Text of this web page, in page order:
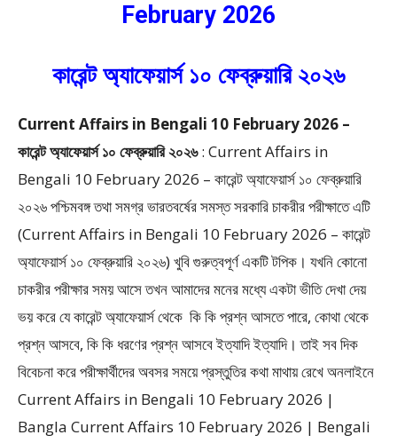
February 2026
কারেন্ট অ্যাফেয়ার্স ১০ ফেব্রুয়ারি ২০২৬
Current Affairs in Bengali 10 February 2026 –
কারেন্ট অ্যাফেয়ার্স ১০ ফেব্রুয়ারি ২০২৬: Current Affairs in
Bengali 10 February 2026 – কারেন্ট অ্যাফেয়ার্স ১০ ফেব্রুয়ারি
২০২৬ পশ্চিমবঙ্গ তথা সমগ্র ভারতবর্ষের সমস্ত সরকারি চাকরীর পরীক্ষাতে এটি
(Current Affairs in Bengali 10 February 2026 – কারেন্ট
অ্যাফেয়ার্স ১০ ফেব্রুয়ারি ২০২৬) খুবি গুরুত্বপূর্ণ একটি টপিক। যখনি কোনো
চাকরীর পরীক্ষার সময় আসে তখন আমাদের মনের মধ্যে একটা ভীতি দেখা দেয়
ভয় করে যে কারেন্ট অ্যাফেয়ার্স থেকে কি কি প্রশ্ন আসতে পারে, কোথা থেকে
প্রশ্ন আসবে, কি কি ধরণের প্রশ্ন আসবে ইত্যাদি ইত্যাদি। তাই সব দিক
বিবেচনা করে পরীক্ষার্থীদের অবসর সময়ে প্রস্তুতির কথা মাথায় রেখে অনলাইনে
Current Affairs in Bengali 10 February 2026 |
Bangla Current Affairs 10 February 2026 | Bengali